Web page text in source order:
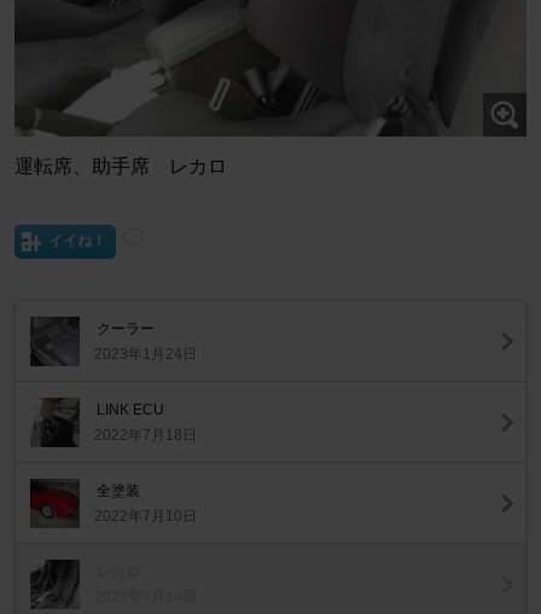
運転席、助手席 レカロ
イイね！
クーラー
2023年1月24日
LINK ECU
2022年7月18日
全塗装
2022年7月10日